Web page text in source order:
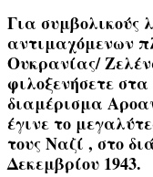
Για συμβολικούς
αντιμαχόμενων
Ουκρανίας/
φιλοξενήσετε
διαμέρισμα
έγινε το
τους Ναζί , στο
Δεκεμβρίου 1943.